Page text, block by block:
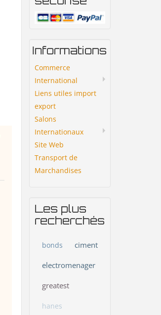
Informations
Commerce
International
Liens utiles import
export
Salons
Internationaux
Site Web
Transport de
Marchandises
Les plus
recherchés
bonds ciment
electromenager
greatest
hanes